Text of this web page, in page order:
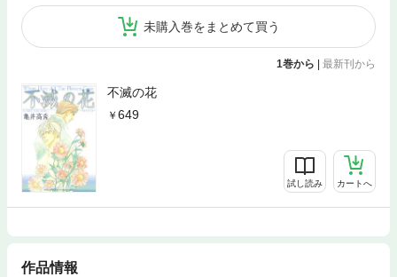
未購入巻をまとめて買う
1巻から 最新刊から
不滅の花
649
試し読み カートへ
作品情報